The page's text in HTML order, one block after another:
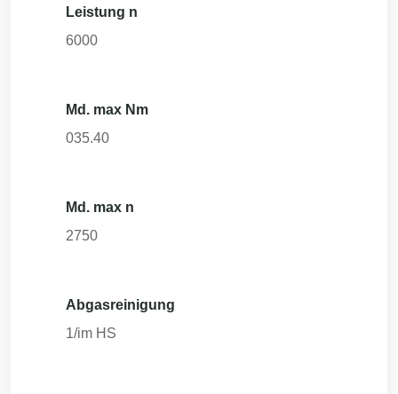
Leistung n
6000
Md. max Nm
035.40
Md. max n
2750
Abgasreinigung
1/im HS